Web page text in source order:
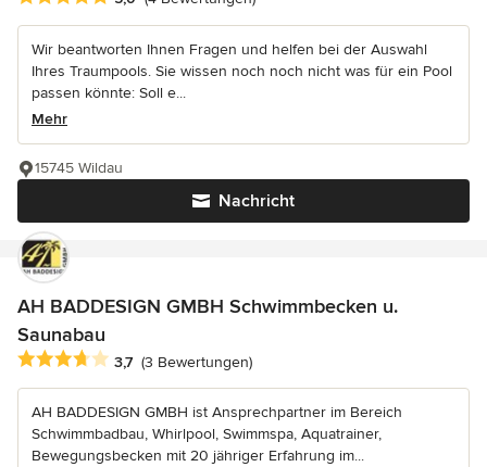
Wir beantworten Ihnen Fragen und helfen bei der Auswahl
Ihres Traumpools. Sie wissen noch noch nicht was für ein Pool
passen könnte: Soll e...
Mehr
Nachricht
15745 Wildau
AH BADDESIGN GMBH Schwimmbecken u.
Saunabau
Durchschnittliche Bewertung: 3.7 von 5 Sternen
3,7 (3 Bewertungen)
AH BADDESIGN GMBH ist Ansprechpartner im Bereich
Schwimmbadbau, Whirlpool, Swimmspa, Aquatrainer,
Bewegungsbecken mit 20 jähriger Erfahrung im...